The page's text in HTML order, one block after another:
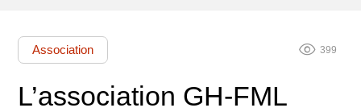
Association visibility 399
L’association GH-FML